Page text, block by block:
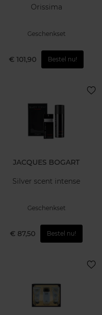
Orissima
Geschenkset
€ 101,90 Bestel nu!
JACQUES BOGART
Silver scent intense
Geschenkset
€ 87,50 Bestel nu!